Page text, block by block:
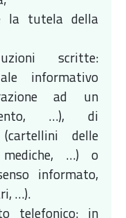
la tutela della
scritte:
informativo
ad un
…), di
delle
mediche, …) o
informato,
…).
telefonico: in